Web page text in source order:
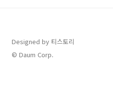
Designed by 티스토리
© Daum Corp.